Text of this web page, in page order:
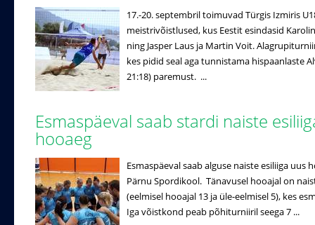
17.-20. septembril toimuvad Türgis Izmiris
meistrivõistlused, kus Eestit esindasid
ning Jasper Laus ja Martin Voit.
kes pidid seal aga tunnistama hispaanlaste
21:18) paremust. ...
Esmaspäeval saab stardi naiste
hooaeg
Esmaspäeval saab alguse naiste esiliiga uus
Pärnu Spordikool. Tänavusel hooajal on
(eelmisel hooajal 13 ja üle-eelmisel 5), kes
Iga võistkond peab põhiturniiril seega 7 ...